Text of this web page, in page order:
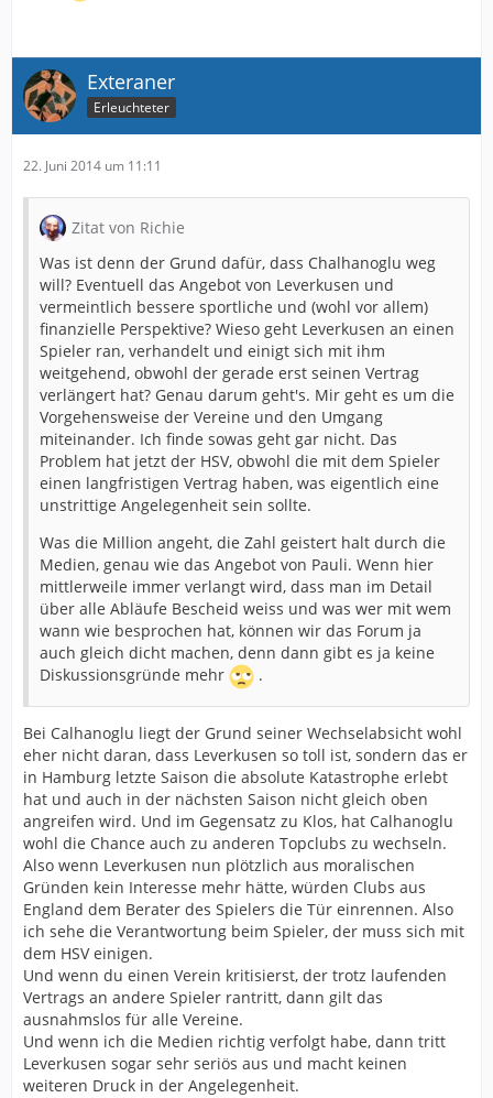
Exteraner
Erleuchteter
22. Juni 2014 um 11:11
Zitat von Richie
Was ist denn der Grund dafür, dass Chalhanoglu weg
will? Eventuell das Angebot von Leverkusen und
vermeintlich bessere sportliche und (wohl vor allem)
finanzielle Perspektive? Wieso geht Leverkusen an einen
Spieler ran, verhandelt und einigt sich mit ihm
weitgehend, obwohl der gerade erst seinen Vertrag
verlängert hat? Genau darum geht's. Mir geht es um die
Vorgehensweise der Vereine und den Umgang
miteinander. Ich finde sowas geht gar nicht. Das
Problem hat jetzt der HSV, obwohl die mit dem Spieler
einen langfristigen Vertrag haben, was eigentlich eine
unstrittige Angelegenheit sein sollte.
Was die Million angeht, die Zahl geistert halt durch die
Medien, genau wie das Angebot von Pauli. Wenn hier
mittlerweile immer verlangt wird, dass man im Detail
über alle Abläufe Bescheid weiss und was wer mit wem
wann wie besprochen hat, können wir das Forum ja
auch gleich dicht machen, denn dann gibt es ja keine
Diskussionsgründe mehr
.
Bei Calhanoglu liegt der Grund seiner Wechselabsicht wohl
eher nicht daran, dass Leverkusen so toll ist, sondern das er
in Hamburg letzte Saison die absolute Katastrophe erlebt
hat und auch in der nächsten Saison nicht gleich oben
angreifen wird. Und im Gegensatz zu Klos, hat Calhanoglu
wohl die Chance auch zu anderen Topclubs zu wechseln.
Also wenn Leverkusen nun plötzlich aus moralischen
Gründen kein Interesse mehr hätte, würden Clubs aus
England dem Berater des Spielers die Tür einrennen. Also
ich sehe die Verantwortung beim Spieler, der muss sich mit
dem HSV einigen.
Und wenn du einen Verein kritisierst, der trotz laufenden
Vertrags an andere Spieler rantritt, dann gilt das
ausnahmslos für alle Vereine.
Und wenn ich die Medien richtig verfolgt habe, dann tritt
Leverkusen sogar sehr seriös aus und macht keinen
weiteren Druck in der Angelegenheit.